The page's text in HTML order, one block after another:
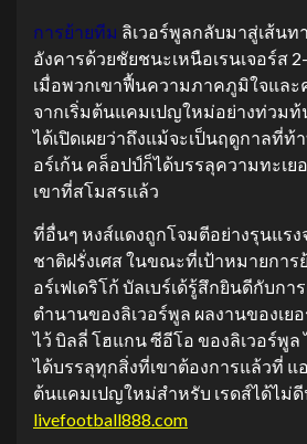
การย้ายทีม ลิเวอร์พูลกลับมาสู่เส้น
อังคารด้วยชัยชนะเหนือเรนเจอร์ส
เมื่อพวกเขาฟื้นความภาคภูมิใจแล
จากเริ่มต้นแคมเปญใหม่อย่างท่วม
ได้เปิดเผยว่าถึงแม้จะเป็นฤดูกาลที่ท้
อร์เก้น คล็อปป์ก็ได้บรรลุความทะเย
เขาที่สโมสรแล้ว
ที่อื่นๆ หงส์แดงถูกโจมตีอย่างรุนแร
ชาติฝรั่งเศส ในขณะที่เป้าหมายการ
อร์เฟเดริโก้ บัลเบร์เด้รู้สึกยินดีกับกา
ตำนานของลิเวอร์พูล ผลงานของเย
ไว้ บิลลี่ โฮแกน ซีอีโอ ของลิเวอร์พู
ได้บรรลุทุกสิ่งที่เขาต้องการแล้วที่ แ
ต้นแคมเปญใหม่สำหรับ เรดส์ได้ไม่
livefootball888.com